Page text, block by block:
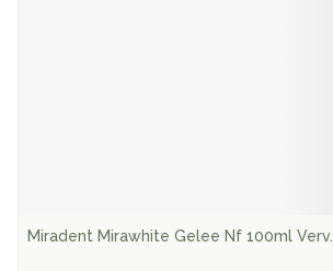
Miradent Mirawhite Gelee Nf 100ml